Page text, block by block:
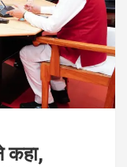
कहा,